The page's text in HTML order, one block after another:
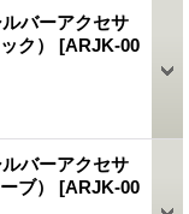
バーアクセサ
ク） [ARJK-00
バーアクセサ
ブ） [ARJK-00